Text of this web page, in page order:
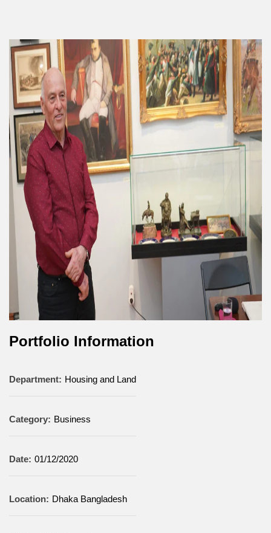
Portfolio Information
Department: Housing and Land
Category: Business
Date: 01/12/2020
Location: Dhaka Bangladesh